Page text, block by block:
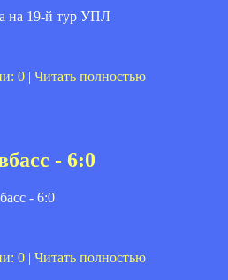
0 | Читать полностью
- 6:0
0 | Читать полностью